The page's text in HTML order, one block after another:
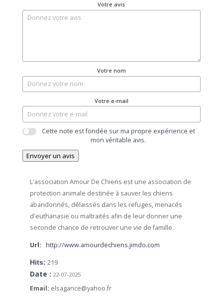
Votre avis
Votre nom
Votre e-mail
Cette note est fondée sur ma propre expérience et
mon véritable avis.
Envoyer un avis
L'association Amour De Chiens est une association de
protection animale destinée à sauver les chiens
abandonnés, délaissés dans les refuges, menacés
d'euthanasie ou maltraités afin de leur donner une
seconde chance de retrouver une vie de famille.
Url: http://www.amourdechiens.jimdo.com
Hits: 219
Date : 22-07-2025
Email: elsagance@yahoo.fr